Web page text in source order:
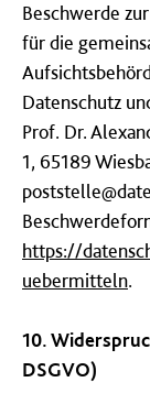
Beschwerde
für die
Datenschutz
Prof. Dr.
1, 65189
https://
uebermitteln.
10.
DSGVO)